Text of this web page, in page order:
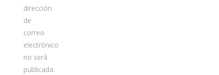
dirección
de
correo
electrónico
no será
publicada.